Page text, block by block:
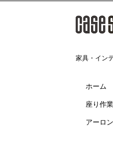
家具・イン
ホーム
座り作
アーロ